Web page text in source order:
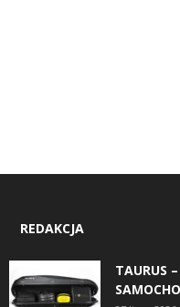
REDAKCJA
TAURUS